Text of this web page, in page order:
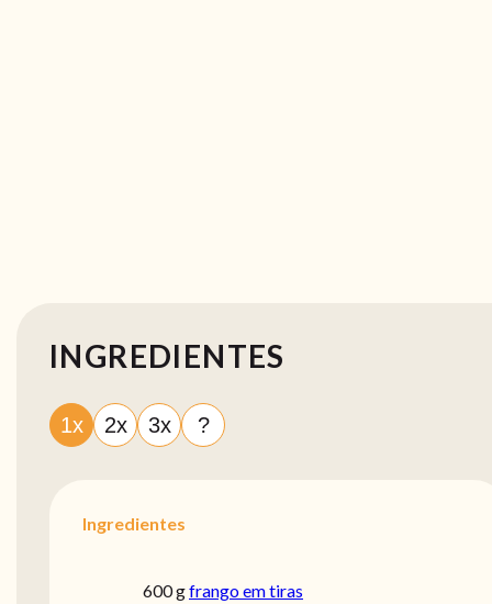
INGREDIENTES
1x 2x 3x ?
Ingredientes
600 gfrango em tiras